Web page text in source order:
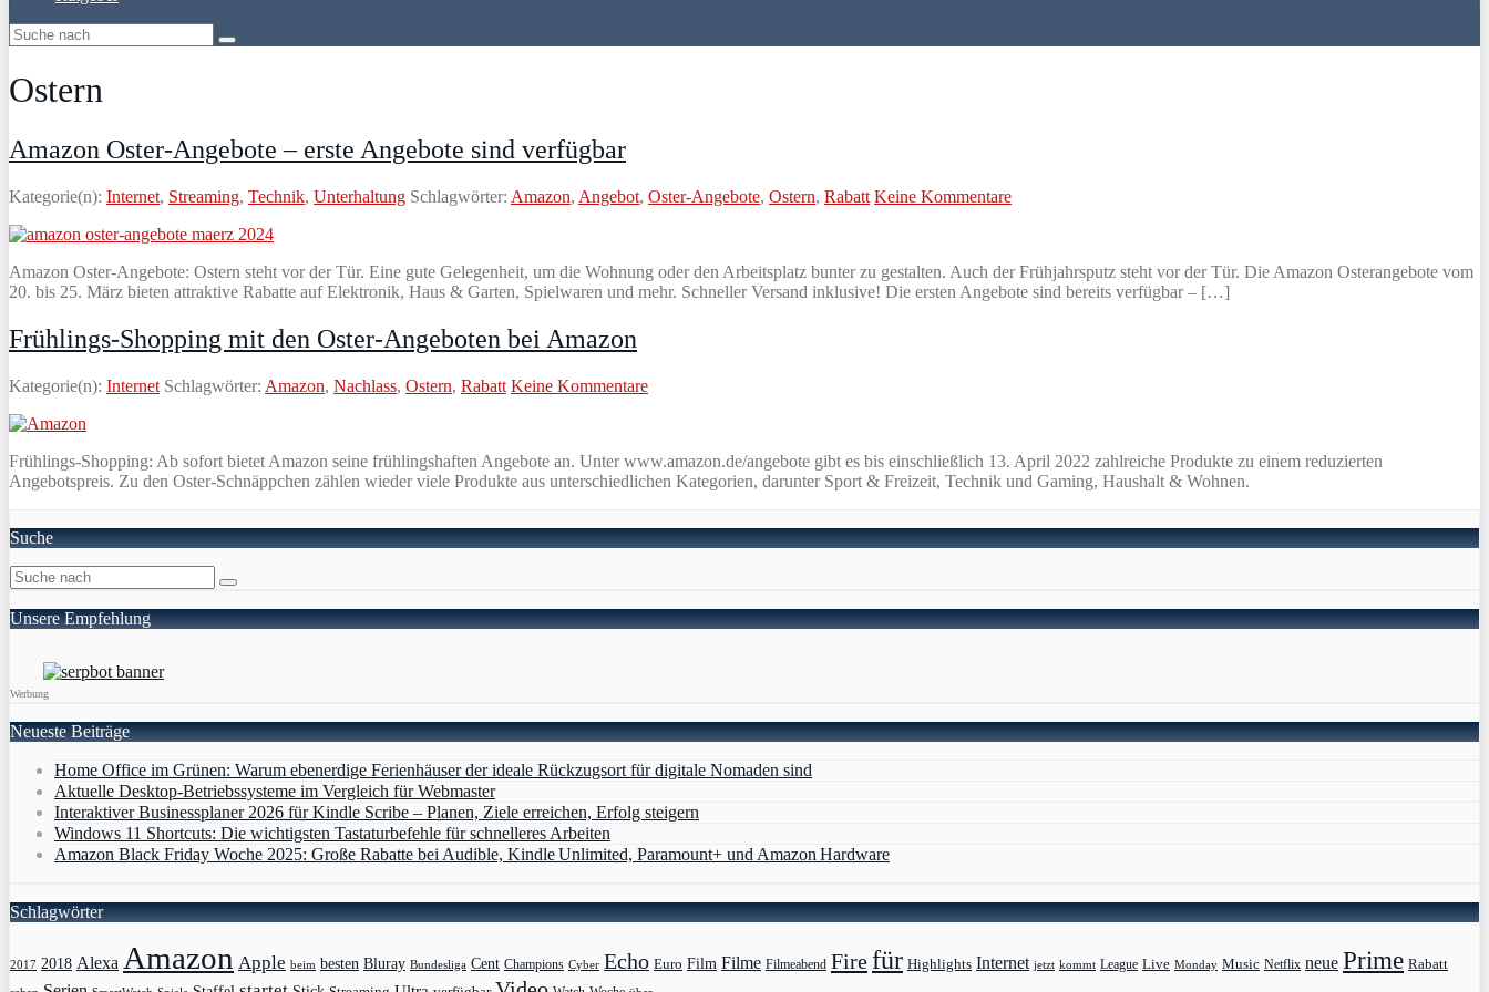
Ostern
Amazon Oster-Angebote – erste Angebote sind verfügbar
Kategorie(n): Internet, Streaming, Technik, Unterhaltung Schlagwörter: Amazon, Angebot, Oster-Angebote, Ostern, Rabatt Keine Kommentare
Amazon Oster-Angebote: Ostern steht vor der Tür. Eine gute Gelegenheit, um die Wohnung oder den Arbeitsplatz bunter zu gestalten. Auch der Frühjahrsputz steht vor der Tür. Die Amazon Osterangebote vom
20. bis 25. März bieten attraktive Rabatte auf Elektronik, Haus & Garten, Spielwaren und mehr. Schneller Versand inklusive! Die ersten Angebote sind bereits verfügbar – […]
Frühlings-Shopping mit den Oster-Angeboten bei Amazon
Kategorie(n): Internet Schlagwörter: Amazon, Nachlass, Ostern, Rabatt Keine Kommentare
Frühlings-Shopping: Ab sofort bietet Amazon seine frühlingshaften Angebote an. Unter www.amazon.de/angebote gibt es bis einschließlich 13. April 2022 zahlreiche Produkte zu einem reduzierten
Angebotspreis. Zu den Oster-Schnäppchen zählen wieder viele Produkte aus unterschiedlichen Kategorien, darunter Sport & Freizeit, Technik und Gaming, Haushalt & Wohnen.
Suche
Unsere Empfehlung
Werbung
Neueste Beiträge
Home Office im Grünen: Warum ebenerdige Ferienhäuser der ideale Rückzugsort für digitale Nomaden sind
Aktuelle Desktop-Betriebssysteme im Vergleich für Webmaster
Interaktiver Businessplaner 2026 für Kindle Scribe – Planen, Ziele erreichen, Erfolg steigern
Windows 11 Shortcuts: Die wichtigsten Tastaturbefehle für schnelleres Arbeiten
Amazon Black Friday Woche 2025: Große Rabatte bei Audible, Kindle Unlimited, Paramount+ und Amazon Hardware
Schlagwörter
2017 2018 Alexa Amazon Apple beim besten Bluray Bundesliga Cent Champions Cyber Echo Euro Film Filme Filmeabend Firefür Highlights Internet jetzt kommt League Live Monday Music Netflix neue Prime Rabatt